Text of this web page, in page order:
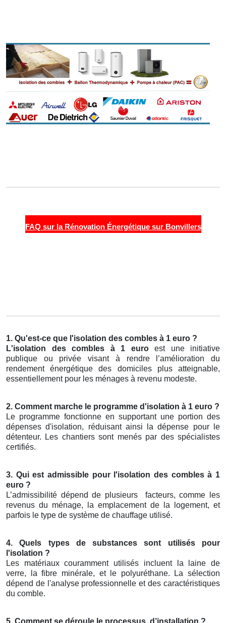
FAQ sur la Rénovation Énergétique sur Bonvillers
1. Qu'est-ce que l'isolation des combles à 1 euro ?
L'isolation des combles à 1 euroest une initiative
publique ou privée visant à rendre l’amélioration du
rendement énergétique des domiciles plus atteignable,
essentiellement pour les ménages à revenu modeste.
2. Comment marche le programme d'isolation à 1 euro ?
Le programme fonctionne en supportant une portion des
dépenses d'isolation, réduisant ainsi la dépense pour le
détenteur. Les chantiers sont menés par des spécialistes
certifiés.
3. Qui est admissible pour l'isolation des combles à 1
euro ?
L’admissibilité dépend de plusieurs
facteurs, comme les
revenus du ménage, la emplacement de la logement, et
parfois le type de système de chauffage utilisé.
4. Quels types de substances sont utilisés pour
l'isolation ?
Les matériaux couramment utilisés incluent la laine de
verre, la fibre minérale, et le polyuréthane. La sélection
dépend de l'analyse professionnelle et des caractéristiques
du comble.